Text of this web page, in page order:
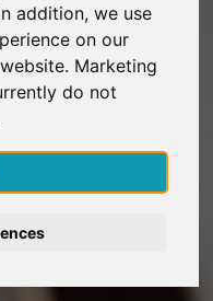
addition, we use
on our
Marketing
do not
gratis